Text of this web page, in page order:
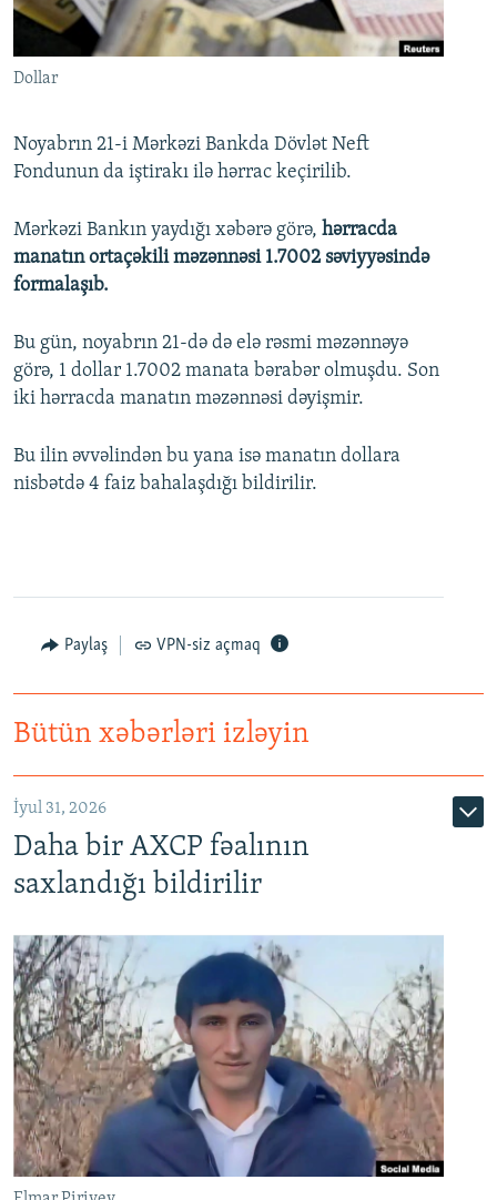
İNFOQRAFIKA
KARIKATURA
AZƏRBAYCAN ƏDƏBIYYATI KITABXANASI
İSLAM VƏ DEMOKRATIYA
MISSIYAMIZ
PEŞƏ ETIKASI VƏ JURNALISTIKA STANDARTLARIMIZ
AZADLIQRADIOSU MOBIL TELEFONUNUZDA
BIZIMLƏ ƏLAQƏ
XƏBƏR BÜLLETENLƏRIMIZ
RFE/RL-in bütün saytları
Dollar
Noyabrın 21-i Mərkəzi Bankda Dövlət Neft
Fondunun da iştirakı ilə hərrac keçirilib.
Mərkəzi Bankın yaydığı xəbərə görə, hərracda
manatın ortaçəkili məzənnəsi 1.7002 səviyyəsində
formalaşıb.
Bu gün, noyabrın 21-də də elə rəsmi məzənnəyə
görə, 1 dollar 1.7002 manata bərabər olmuşdu. Son
iki hərracda manatın məzənnəsi dəyişmir.
Bu ilin əvvəlindən bu yana isə manatın dollara
nisbətdə 4 faiz bahalaşdığı bildirilir.
Paylaş VPN-siz açmaq
Bütün xəbərləri izləyin
İyul 31, 2026
Daha bir AXCP fəalının
saxlandığı bildirilir